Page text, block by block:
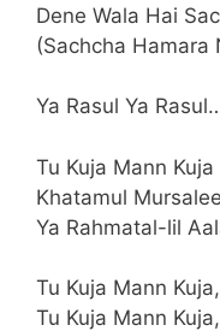
Dene Wala Hai
(Sachcha Hamara
Ya Rasul Ya
Tu Kuja Mann
Khatamul
Ya Rahmatal-lil
Tu Kuja Mann
Tu Kuja Mann